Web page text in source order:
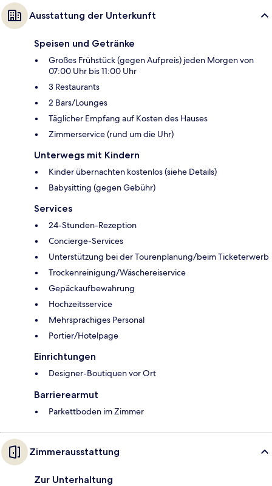
Ausstattung der Unterkunft
Speisen und Getränke
Großes Frühstück (gegen Aufpreis) jeden Morgen von
07:00 Uhr bis 11:00 Uhr
3 Restaurants
2 Bars/Lounges
Täglicher Empfang auf Kosten des Hauses
Zimmerservice (rund um die Uhr)
Unterwegs mit Kindern
Kinder übernachten kostenlos (siehe Details)
Babysitting (gegen Gebühr)
Services
24-Stunden-Rezeption
Concierge-Services
Unterstützung bei der Tourenplanung/beim Ticketerwerb
Trockenreinigung/Wäschereiservice
Gepäckaufbewahrung
Hochzeitsservice
Mehrsprachiges Personal
Portier/Hotelpage
Einrichtungen
Designer-Boutiquen vor Ort
Barrierearmut
Parkettboden im Zimmer
Zimmerausstattung
Zur Unterhaltung